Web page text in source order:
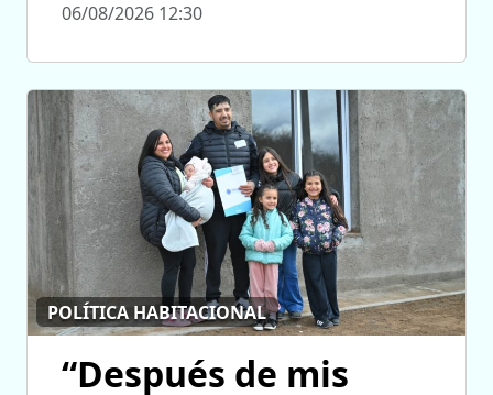
06/08/2026 12:30
POLÍTICA HABITACIONAL
“Después de mis